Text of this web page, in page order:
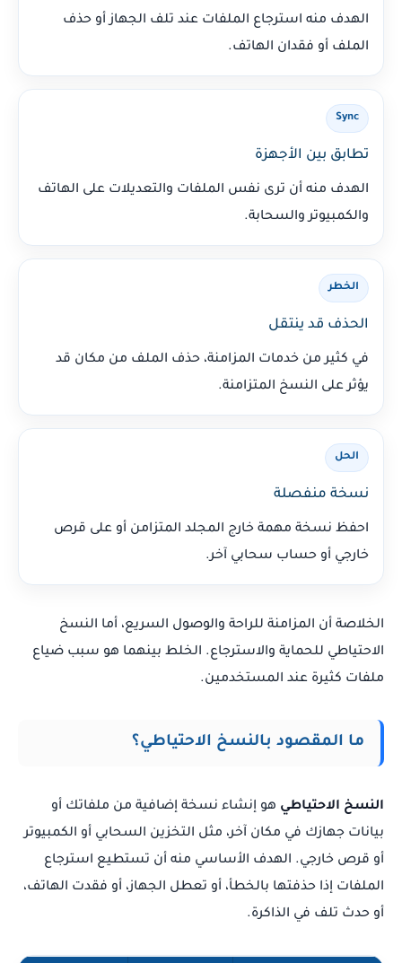
الهدف منه استرجاع الملفات عند تلف الجهاز أو حذف
الملف أو فقدان الهاتف.
Sync
تطابق بين الأجهزة
الهدف منه أن ترى نفس الملفات والتعديلات على الهاتف
والكمبيوتر والسحابة.
الخطر
الحذف قد ينتقل
في كثير من خدمات المزامنة، حذف الملف من مكان قد
يؤثر على النسخ المتزامنة.
الحل
نسخة منفصلة
احفظ نسخة مهمة خارج المجلد المتزامن أو على قرص
خارجي أو حساب سحابي آخر.
الخلاصة أن المزامنة للراحة والوصول السريع، أما النسخ
الاحتياطي للحماية والاسترجاع. الخلط بينهما هو سبب ضياع
ملفات كثيرة عند المستخدمين.
ما المقصود بالنسخ الاحتياطي؟
النسخ الاحتياطي هو إنشاء نسخة إضافية من ملفاتك أو
بيانات جهازك في مكان آخر، مثل التخزين السحابي أو الكمبيوتر
أو قرص خارجي. الهدف الأساسي منه أن تستطيع استرجاع
الملفات إذا حذفتها بالخطأ، أو تعطل الجهاز، أو فقدت الهاتف،
أو حدث تلف في الذاكرة.